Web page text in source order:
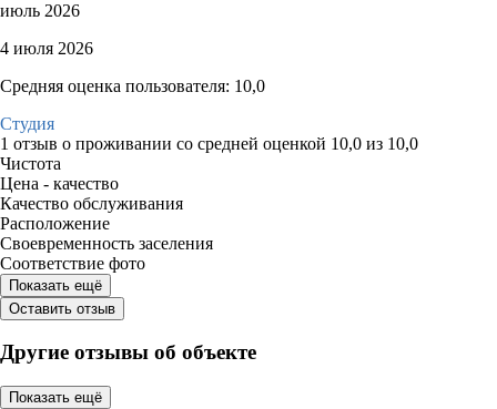
июль 2026
4 июля 2026
Средняя оценка пользователя: 10,0
Студия
1 отзыв о проживании со средней оценкой 10,0 из 10,0
Чистота
Цена - качество
Качество обслуживания
Расположение
Своевременность заселения
Соответствие фото
Показать ещё
Оставить отзыв
Другие отзывы об объекте
Показать ещё